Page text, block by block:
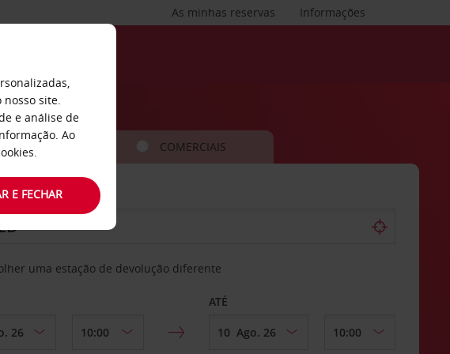
Informações
As minhas reservas
CARRO COMERCIAIS
EM
uma estação de devolução diferente
ATÉ
site.
e análise de
Ao
E FECHAR